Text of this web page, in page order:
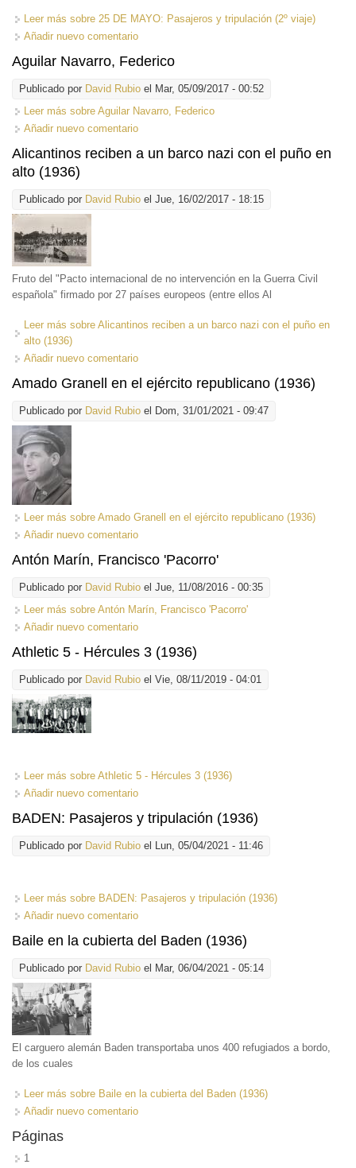
Leer más sobre 25 DE MAYO: Pasajeros y tripulación (2º viaje)
Añadir nuevo comentario
Aguilar Navarro, Federico
Publicado por David Rubio el Mar, 05/09/2017 - 00:52
Leer más sobre Aguilar Navarro, Federico
Añadir nuevo comentario
Alicantinos reciben a un barco nazi con el puño en
alto (1936)
Publicado por David Rubio el Jue, 16/02/2017 - 18:15
Fruto del "Pacto internacional de no intervención en la Guerra Civil
española" firmado por 27 países europeos (entre ellos Al
Leer más sobre Alicantinos reciben a un barco nazi con el puño en
alto (1936)
Añadir nuevo comentario
Amado Granell en el ejército republicano (1936)
Publicado por David Rubio el Dom, 31/01/2021 - 09:47
Leer más sobre Amado Granell en el ejército republicano (1936)
Añadir nuevo comentario
Antón Marín, Francisco 'Pacorro'
Publicado por David Rubio el Jue, 11/08/2016 - 00:35
Leer más sobre Antón Marín, Francisco 'Pacorro'
Añadir nuevo comentario
Athletic 5 - Hércules 3 (1936)
Publicado por David Rubio el Vie, 08/11/2019 - 04:01
Leer más sobre Athletic 5 - Hércules 3 (1936)
Añadir nuevo comentario
BADEN: Pasajeros y tripulación (1936)
Publicado por David Rubio el Lun, 05/04/2021 - 11:46
Leer más sobre BADEN: Pasajeros y tripulación (1936)
Añadir nuevo comentario
Baile en la cubierta del Baden (1936)
Publicado por David Rubio el Mar, 06/04/2021 - 05:14
El carguero alemán Baden transportaba unos 400 refugiados a bordo,
de los cuales
Leer más sobre Baile en la cubierta del Baden (1936)
Añadir nuevo comentario
Páginas
1